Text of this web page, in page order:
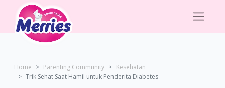
Home Parenting Community
Kesehatan
Trik Sehat Saat Hamil untuk Penderita Diabetes